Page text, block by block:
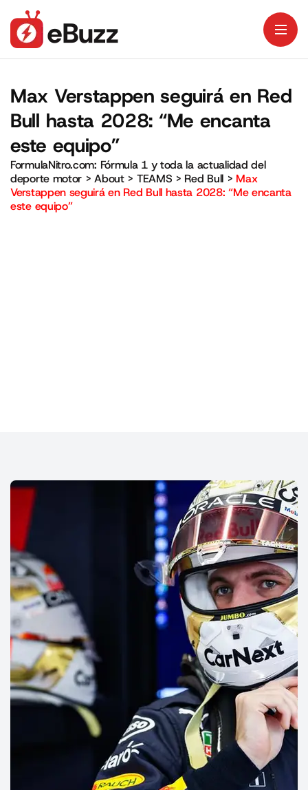
Max Verstappen seguirá en Red
Bull hasta 2028: “Me encanta
este equipo”
FormulaNitro.com: Fórmula 1 y toda la actualidad del
deporte motor >About> TEAMS > Red Bull > Max
Verstappen seguirá en Red Bull hasta 2028: “Me encanta
este equipo”